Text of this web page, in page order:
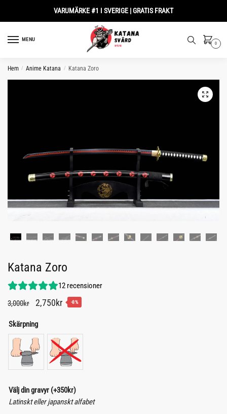
VARUMÄRKE #1 I SVERIGE | GRATIS FRAKT
MENU
0
Hem / Anime Katana / Katana Zoro
Katana Zoro
12 recensioner
3,000kr
Det
priset
var:
3,000kr.
2,750krDet
är:
2,750kr.
-8%
Skärpning
Välj din gravyr (+350kr)
Latinskt eller japanskt alfabet